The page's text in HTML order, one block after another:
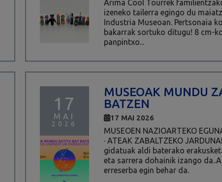
Arima Cool Tourrek
izeneko tailerra egingo du
Industria Museoan. Pertsonaia
bakarrak sortuko ditugu! 8 cm-
panpintxo...
17
MAI
2026
MUSEOAK MUNDU
BATZEN
17 MAI 2026
MUSEOEN NAZIOARTEKO
· ATEAK ZABALTZEKO
gidatuak aldi baterako
eta sarrera dohainik izango
erreserba egin behar da.